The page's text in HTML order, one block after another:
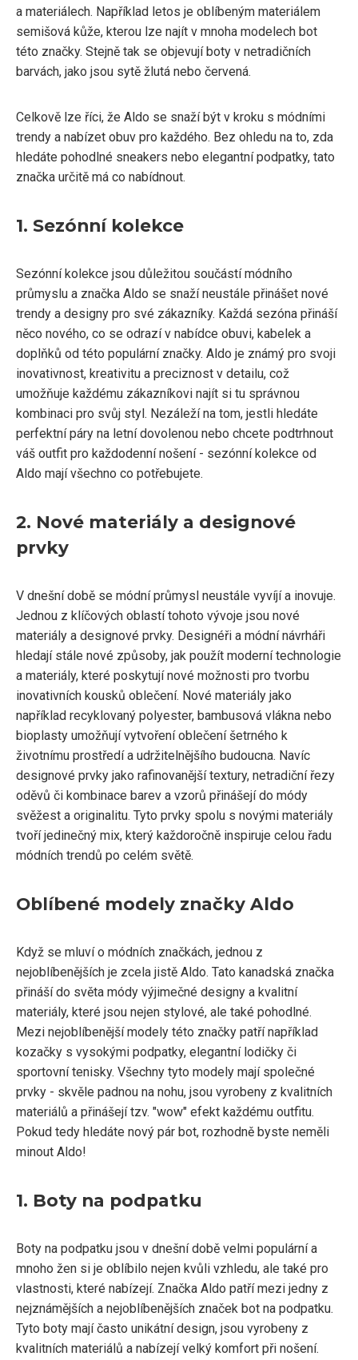
a materiálech. Například letos je oblíbeným materiálem
semišová kůže, kterou lze najít v mnoha modelech bot
této značky. Stejně tak se objevují boty v netradičních
barvách, jako jsou sytě žlutá nebo červená.
Celkově lze říci, že Aldo se snaží být v kroku s módními
trendy a nabízet obuv pro každého. Bez ohledu na to, zda
hledáte pohodlné sneakers nebo elegantní podpatky, tato
značka určitě má co nabídnout.
1. Sezónní kolekce
Sezónní kolekce jsou důležitou součástí módního
průmyslu a značka Aldo se snaží neustále přinášet nové
trendy a designy pro své zákazníky. Každá sezóna přináší
něco nového, co se odrazí v nabídce obuvi, kabelek a
doplňků od této populární značky. Aldo je známý pro svoji
inovativnost, kreativitu a preciznost v detailu, což
umožňuje každému zákazníkovi najít si tu správnou
kombinaci pro svůj styl. Nezáleží na tom, jestli hledáte
perfektní páry na letní dovolenou nebo chcete podtrhnout
váš outfit pro každodenní nošení - sezónní kolekce od
Aldo mají všechno co potřebujete.
2. Nové materiály a designové
prvky
V dnešní době se módní průmysl neustále vyvíjí a inovuje.
Jednou z klíčových oblastí tohoto vývoje jsou nové
materiály a designové prvky. Designéři a módní návrháři
hledají stále nové způsoby, jak použít moderní technologie
a materiály, které poskytují nové možnosti pro tvorbu
inovativních kousků oblečení. Nové materiály jako
například recyklovaný polyester, bambusová vlákna nebo
bioplasty umožňují vytvoření oblečení šetrného k
životnímu prostředí a udržitelnějšího budoucna. Navíc
designové prvky jako rafinovanější textury, netradiční řezy
oděvů či kombinace barev a vzorů přinášejí do módy
svěžest a originalitu. Tyto prvky spolu s novými materiály
tvoří jedinečný mix, který každoročně inspiruje celou řadu
módních trendů po celém světě.
Oblíbené modely značky Aldo
Když se mluví o módních značkách, jednou z
nejoblíbenějších je zcela jistě Aldo. Tato kanadská značka
přináší do světa módy výjimečné designy a kvalitní
materiály, které jsou nejen stylové, ale také pohodlné.
Mezi nejoblíbenější modely této značky patří například
kozačky s vysokými podpatky, elegantní lodičky či
sportovní tenisky. Všechny tyto modely mají společné
prvky - skvěle padnou na nohu, jsou vyrobeny z kvalitních
materiálů a přinášejí tzv. "wow" efekt každému outfitu.
Pokud tedy hledáte nový pár bot, rozhodně byste neměli
minout Aldo!
1. Boty na podpatku
Boty na podpatku jsou v dnešní době velmi populární a
mnoho žen si je oblíbilo nejen kvůli vzhledu, ale také pro
vlastnosti, které nabízejí. Značka Aldo patří mezi jedny z
nejznámějších a nejoblíbenějších značek bot na podpatku.
Tyto boty mají často unikátní design, jsou vyrobeny z
kvalitních materiálů a nabízejí velký komfort při nošení.